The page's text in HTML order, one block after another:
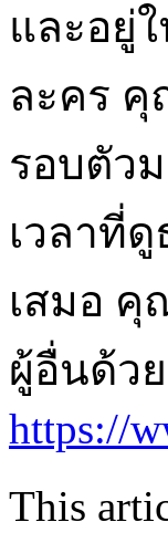
และอยู่
ละคร คุ
รอบตัว
เวลาที่
เสมอ คุ
ผู้อื่นด้ว
https://
This